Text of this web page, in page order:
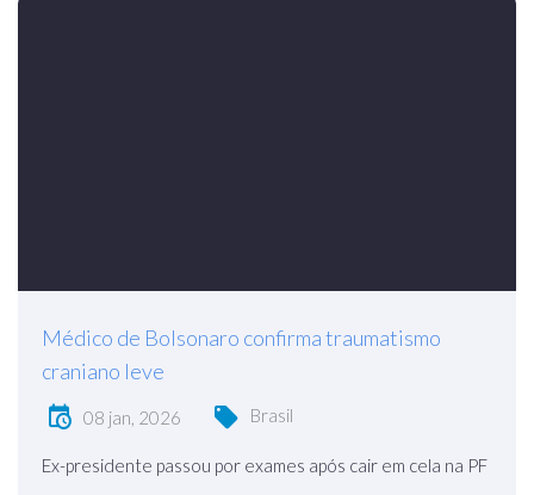
Médico de Bolsonaro confirma traumatismo
craniano leve
08 jan, 2026 Brasil
Ex-presidente passou por exames após cair em cela na PF